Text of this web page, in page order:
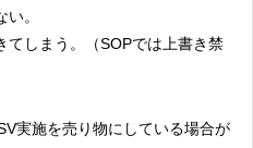
。
てしまう。（SOPでは上書き禁
実施を売り物にしている場合が